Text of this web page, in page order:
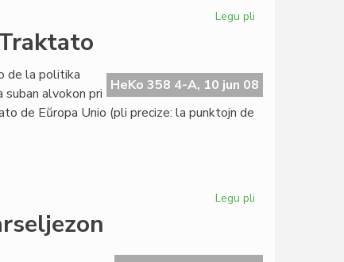
Legu pli
HeKo 358 4-A, 10 jun 08
de la politika
alvokon pri
de Eŭropa Unio (pli precize: la punktojn de
Legu pli